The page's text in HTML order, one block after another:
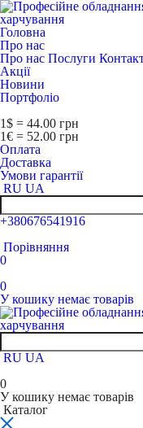
Головна
Про нас
Про нас Послуги
Акції
Новини
Портфоліо
1$ = 44.00 грн
1€ = 52.00 грн
Оплата
Доставка
Умови гарантії
RU UA
+380676541916
Порівняння
0
0
У кошику немає товарів
RU UA
0
У кошику немає товарів
Каталог